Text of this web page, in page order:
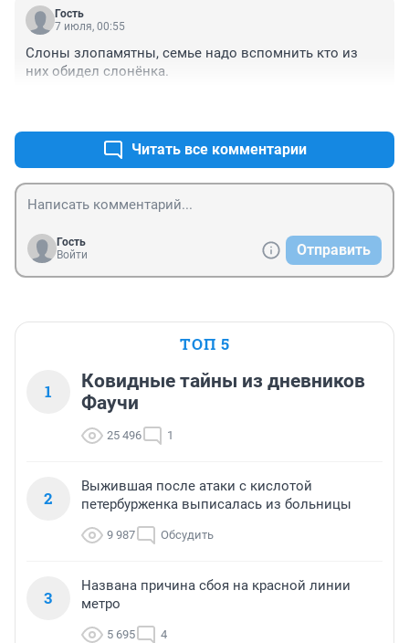
Гость
7 июля, 00:55
Слоны злопамятны, семье надо вспомнить кто из
них обидел слонёнка.
Читать все комментарии
Гость
Войти
Отправить
ТОП 5
1
Ковидные тайны из дневников
Фаучи
25 496 1
2
Выжившая после атаки с кислотой
петербурженка выписалась из больницы
9 987 Обсудить
3
Названа причина сбоя на красной линии
метро
5 695 4